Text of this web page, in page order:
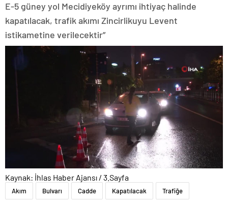
E-5 güney yol Mecidiyeköy ayrımı ihtiyaç halinde
kapatılacak, trafik akımı Zincirlikuyu Levent
istikametine verilecektir”
Kaynak: İhlas Haber Ajansı / 3.Sayfa
Akım Bulvarı Cadde Kapatılacak Trafiğe